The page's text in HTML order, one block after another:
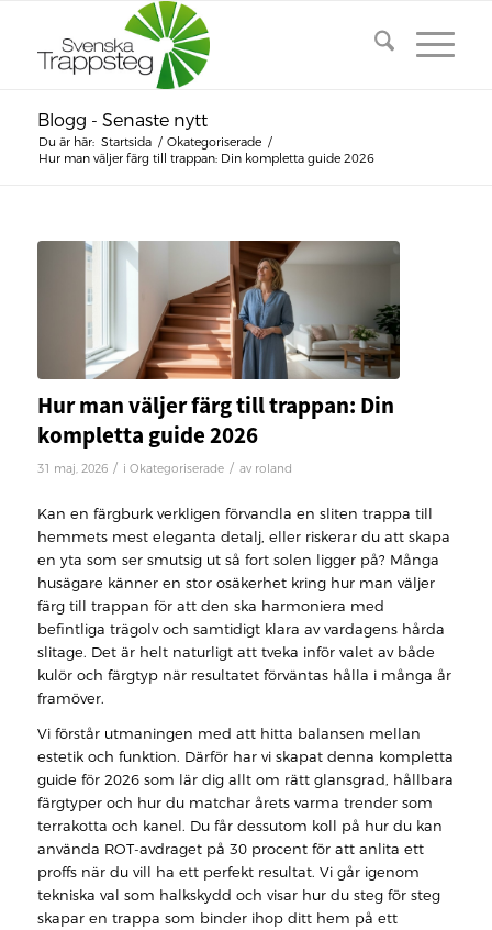
Blogg - Senaste nytt
Du är här: Startsida / Okategoriserade /
Hur man väljer färg till trappan: Din kompletta guide 2026
Hur man väljer färg till trappan: Din
kompletta guide 2026
31 maj, 2026 / i Okategoriserade / av roland
Kan en färgburk verkligen förvandla en sliten trappa till
hemmets mest eleganta detalj, eller riskerar du att skapa
en yta som ser smutsig ut så fort solen ligger på? Många
husägare känner en stor osäkerhet kring hur man väljer
färg till trappan för att den ska harmoniera med
befintliga trägolv och samtidigt klara av vardagens hårda
slitage. Det är helt naturligt att tveka inför valet av både
kulör och färgtyp när resultatet förväntas hålla i många år
framöver.
Vi förstår utmaningen med att hitta balansen mellan
estetik och funktion. Därför har vi skapat denna kompletta
guide för 2026 som lär dig allt om rätt glansgrad, hållbara
färgtyper och hur du matchar årets varma trender som
terrakotta och kanel. Du får dessutom koll på hur du kan
använda ROT-avdraget på 30 procent för att anlita ett
proffs när du vill ha ett perfekt resultat. Vi går igenom
tekniska val som halkskydd och visar hur du steg för steg
skapar en trappa som binder ihop ditt hem på ett